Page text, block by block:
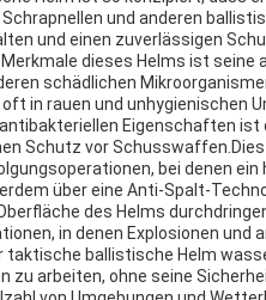
und anderen
und einen zuverlässigen
dieses Helms ist
schädlichen
in rauen und unhygienischen
Eigenschaften
Schutz vor
bei denen
über eine Anti-Spalt-
des Helms
in denen Explosionen und
taktische ballistische Helm
zu arbeiten, ohne seine